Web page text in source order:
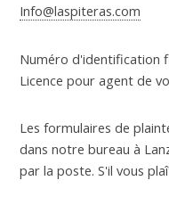
Info@laspiteras.com
Numéro d'identification
Licence pour agent de
Les formulaires de
dans notre bureau à
par la poste. S'il vous